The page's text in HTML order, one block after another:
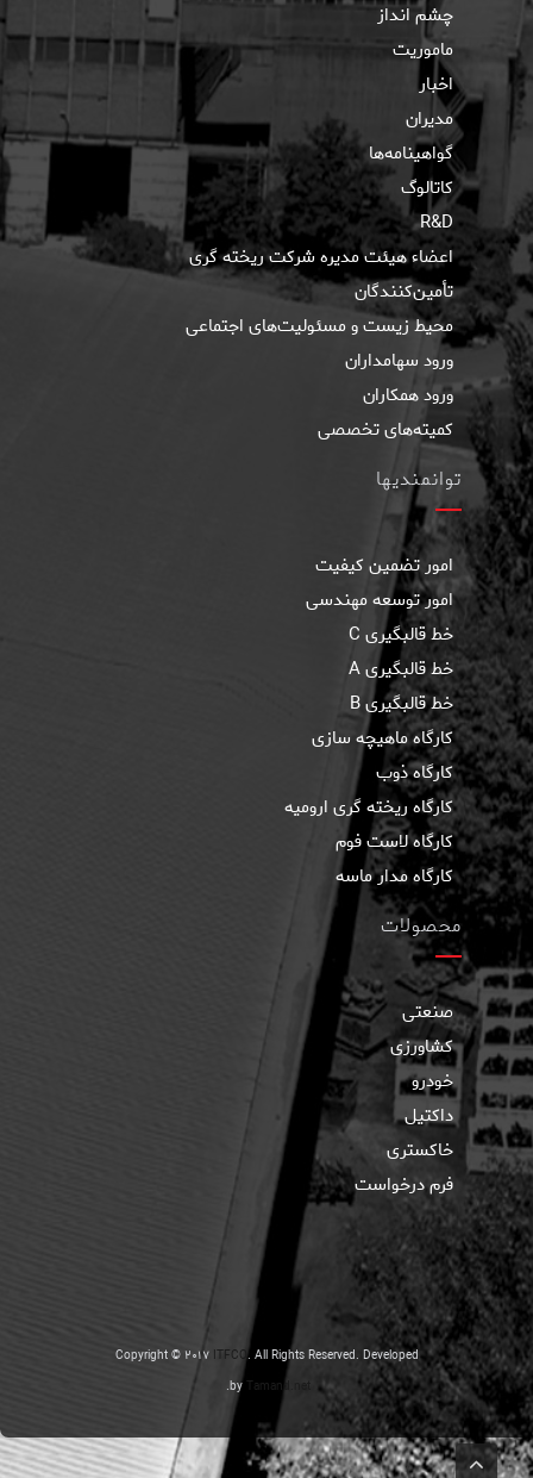
چشم انداز
ماموریت
اخبار
مدیران
گواهینامه‌ها
کاتالوگ
R&D
اعضاء هیئت مدیره شرکت ریخته گری
تأمین‌کنندگان
محیط زیست و مسئولیت‌های اجتماعی
ورود سهامداران
ورود همکاران
کمیته‌های تخصصی
توانمندیها
امور تضمین کیفیت
امور توسعه مهندسی
خط قالبگيری C
خط قالبگیری A
خط قالبگیری B
كارگاه ماهيچه سازی
کارگاه ذوب
کارگاه ریخته گری ارومیه
کارگاه لاست فوم
کارگاه مدار ماسه
محصولات
صنعتی
کشاورزی
خودرو
داکتیل
خاکستری
فرم درخواست
Copyright © 2017ITFCO. All Rights Reserved. Developed
by Tamand.net
.